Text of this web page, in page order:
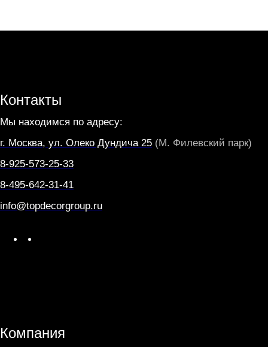
Контакты
Мы находимся по адресу:
г. Москва, ул. Олеко Дундича 25 (М. Филевский парк)
8-925-573-25-33
8-495-642-31-41
info@topdecorgroup.ru
p
a
Компания